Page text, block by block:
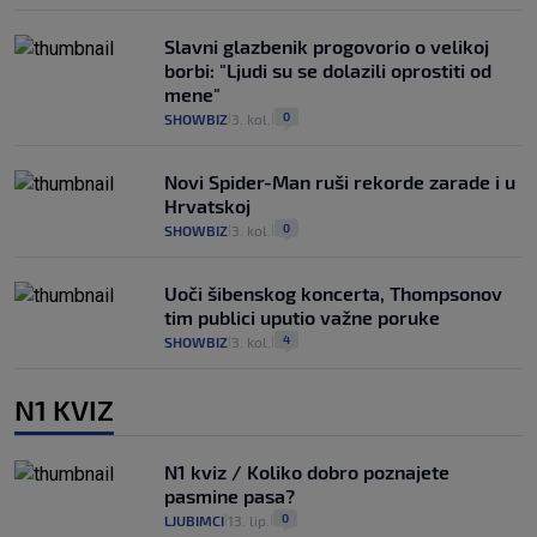
Slavni glazbenik progovorio o velikoj
borbi: "Ljudi su se dolazili oprostiti od
mene"
SHOWBIZ 3. kol. 0
Novi Spider-Man ruši rekorde zarade i u
Hrvatskoj
SHOWBIZ 3. kol. 0
Uoči šibenskog koncerta, Thompsonov
tim publici uputio važne poruke
SHOWBIZ 3. kol. 4
N1 KVIZ
N1 kviz / Koliko dobro poznajete
pasmine pasa?
LJUBIMCI 13. lip. 0